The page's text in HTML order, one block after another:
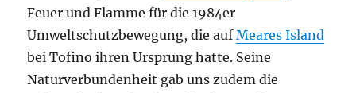
Feuer und Flamme für die 1984er
Umweltschutzbewegung, die aufMeares Island
bei Tofino ihren Ursprung hatte. Seine
Naturverbundenheit gab uns zudem die